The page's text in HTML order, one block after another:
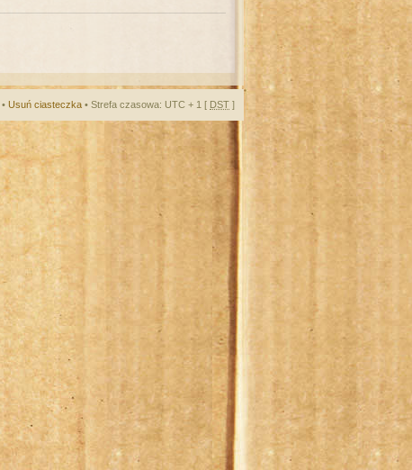
• Usuń ciasteczka • Strefa czasowa: UTC + 1 [ DST ]